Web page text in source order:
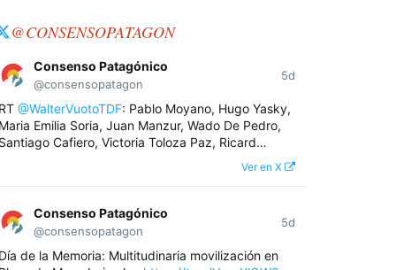
@CONSENSOPATAGON
Consenso Patagónico
@consensopatagon
5d
RT @WalterVuotoTDF: Pablo Moyano, Hugo Yasky,
Maria Emilia Soria, Juan Manzur, Wado De Pedro,
Santiago Cafiero, Victoria Toloza Paz, Ricard…
Ver en X
Consenso Patagónico
@consensopatagon
5d
Día de la Memoria: Multitudinaria movilización en